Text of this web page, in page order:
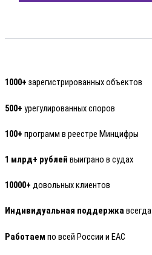
1000+ зарегистрированных объектов
500+ урегулированных споров
100+ программ в реестре Минцифры
1 млрд+ рублей выиграно в судах
10000+ довольных клиентов
Индивидуальная поддержкавсегда
Работаем по всей России и ЕАС